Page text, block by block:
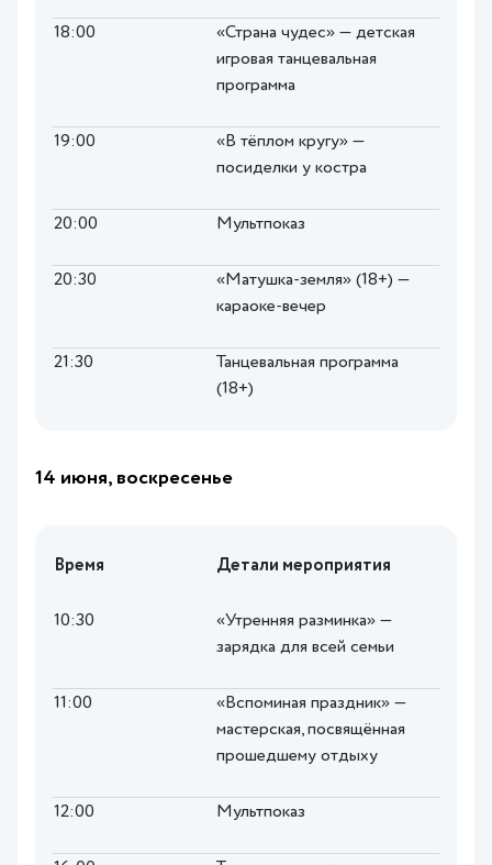
18:00
«Страна чудес» — детская
игровая танцевальная
программа
19:00
«В тёплом кругу» —
посиделки у костра
20:00 Мультпоказ
20:30
«Матушка-земля» (18+) —
караоке-вечер
21:30
Танцевальная программа
(18+)
14 июня, воскресенье
Время Детали мероприятия
10:30
«Утренняя разминка» —
зарядка для всей семьи
11:00
«Вспоминая праздник» —
мастерская, посвящённая
прошедшему отдыху
12:00 Мультпоказ